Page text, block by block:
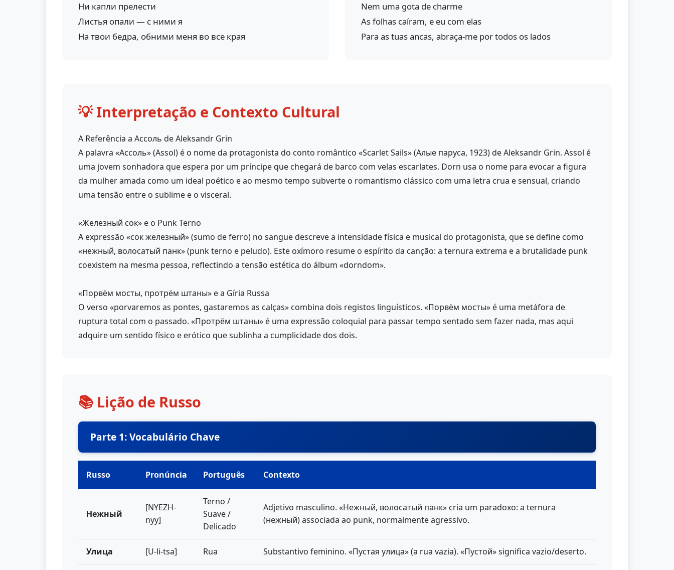
Ни капли прелести
Листья опали — с ними я
На твои бедра, обними меня во все края
Nem uma gota de charme
As folhas caíram, e eu com elas
Para as tuas ancas, abraça-me por todos os lados
💡 Interpretação e Contexto Cultural
A Referência a Ассоль de Aleksandr Grin
A palavra «Ассоль» (Assol) é o nome da protagonista do conto romântico «Scarlet Sails» (Алые паруса, 1923) de Aleksandr Grin. Assol é
uma jovem sonhadora que espera por um príncipe que chegará de barco com velas escarlates. Dorn usa o nome para evocar a figura
da mulher amada como um ideal poético e ao mesmo tempo subverte o romantismo clássico com uma letra crua e sensual, criando
uma tensão entre o sublime e o visceral.
«Железный сок» e o Punk Terno
A expressão «сок железный» (sumo de ferro) no sangue descreve a intensidade física e musical do protagonista, que se define como
«нежный, волосатый панк» (punk terno e peludo). Este oxímoro resume o espírito da canção: a ternura extrema e a brutalidade punk
coexistem na mesma pessoa, reflectindo a tensão estética do álbum «dorndom».
«Порвём мосты, протрём штаны» e a Gíria Russa
O verso «porvaremos as pontes, gastaremos as calças» combina dois registos linguísticos. «Порвём мосты» é uma metáfora de
ruptura total com o passado. «Протрём штаны» é uma expressão coloquial para passar tempo sentado sem fazer nada, mas aqui
adquire um sentido físico e erótico que sublinha a cumplicidade dos dois.
📚 Lição de Russo
Parte 1: Vocabulário Chave
Russo Pronúncia Português Contexto
Нежный
[NYEZH-
nyy]
Terno /
Suave /
Delicado
Adjetivo masculino. «Нежный, волосатый панк» cria um paradoxo: a ternura
(нежный) associada ao punk, normalmente agressivo.
Улица [U-li-tsa] Rua Substantivo feminino. «Пустая улица» (a rua vazia). «Пустой» significa vazio/deserto.